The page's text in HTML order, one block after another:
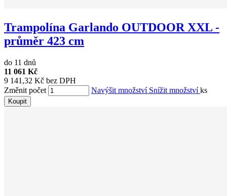
Trampolína Garlando OUTDOOR XXL -
průměr 423 cm
do 11 dnů
11 061 Kč
9 141,32 Kč bez DPH
Změnit počet
Navýšit množství Snížit množstvíks
Koupit